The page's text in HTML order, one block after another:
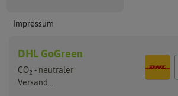
Impressum
DHL GoGreen
CO2 - neutraler
Versand...